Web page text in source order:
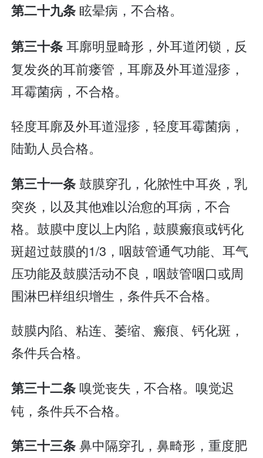
第二十九条 眩晕病，不合格。
第三十条耳廓明显畸形，外耳道闭锁，反
复发炎的耳前瘘管，耳廓及外耳道湿疹，
耳霉菌病，不合格。
轻度耳廓及外耳道湿疹，轻度耳霉菌病，
陆勤人员合格。
第三十一条鼓膜穿孔，化脓性中耳炎，乳
突炎，以及其他难以治愈的耳病，不合
格。鼓膜中度以上内陷，鼓膜瘢痕或钙化
斑超过鼓膜的1/3，咽鼓管通气功能、耳气
压功能及鼓膜活动不良，咽鼓管咽口或周
围淋巴样组织增生，条件兵不合格。
鼓膜内陷、粘连、萎缩、瘢痕、钙化斑，
条件兵合格。
第三十二条 嗅觉丧失，不合格。嗅觉迟
钝，条件兵不合格。
第三十三条鼻中隔穿孔，鼻畸形，重度肥